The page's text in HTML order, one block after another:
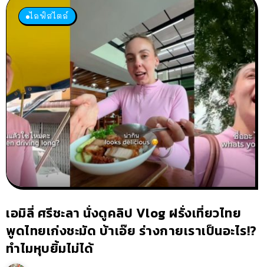
ไลฟ์สไตล์
เอมิลี่ ศรีชะลา นั่งดูคลิป Vlog ฝรั่งเที่ยวไทย
พูดไทยเก่งชะมัด บ้าเอ๊ย ร่างกายเราเป็นอะไร!?
ทำไมหุบยิ้มไม่ได้